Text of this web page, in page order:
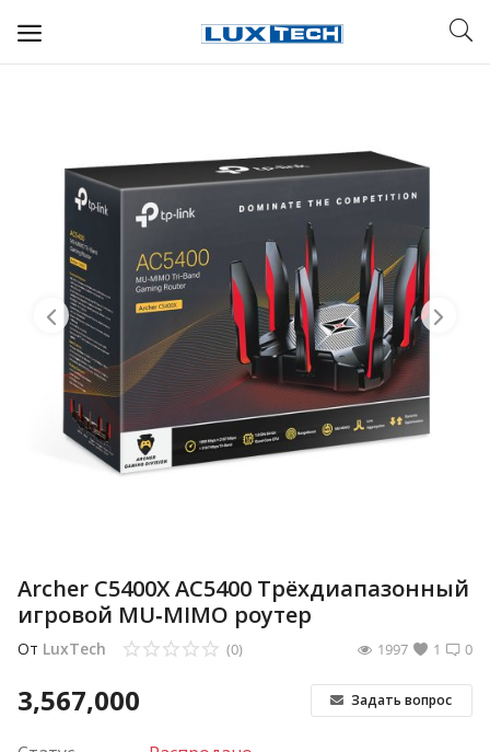
РЕШЕНИЯ ДЛЯ ДОМА
ДЛЯ БИЗНЕСА
ДЛЯ ОПЕРАТОРОВ СВЯЗИ
Прочее
Избранное
Контакты
Войти
Archer C5400X AC5400 Трёхдиапазонный
игровой MU‑MIMO роутер
От LuxTech 0
(0) 1
1997
3,567,000 Задать вопрос